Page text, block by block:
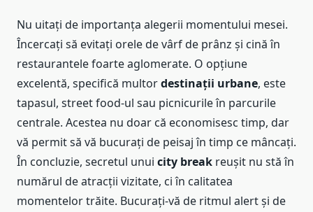
Nu uitați de importanța alegerii momentului mesei.
Încercați să evitați orele de vârf de prânz și cină în
restaurantele foarte aglomerate. O opțiune
excelentă, specifică multordestinații urbane, este
tapasul, street food-ul sau picnicurile în parcurile
centrale. Acestea nu doar că economisesc timp, dar
vă permit să vă bucurați de peisaj în timp ce mâncați.
În concluzie, secretul unui city break reușit nu stă în
numărul de atracții vizitate, ci în calitatea
momentelor trăite. Bucurați-vă de ritmul alert și de